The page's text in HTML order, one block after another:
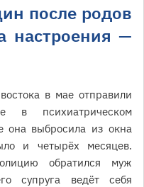
после родов
настроения —
в мае отправили
в психиатрическом
она выбросила из окна
и четырёх месяцев.
обратился муж
супруга ведёт себя